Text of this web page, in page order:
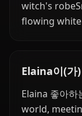
witch's
flowing
Elaina이(가
Elaina 좋아
world,